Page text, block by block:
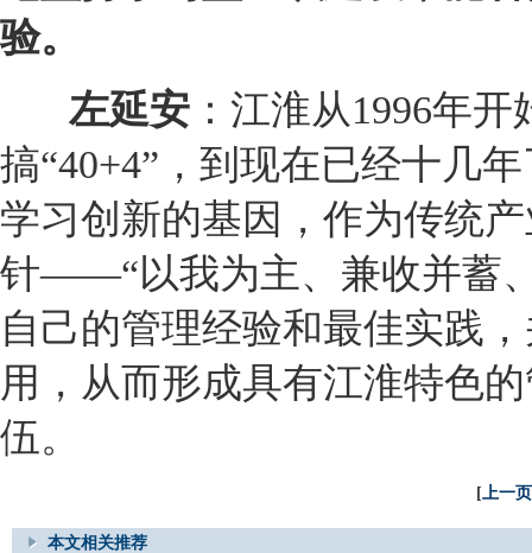
验。
左延安 ： 江淮从1996年
搞“40+4”，到现在已经十几
学习创新的基因，作为传统
针——“以我为主、兼收并蓄
自己的管理经验和最佳实践
用，从而形成具有江淮特色
伍。
[上一页
本文相关推荐